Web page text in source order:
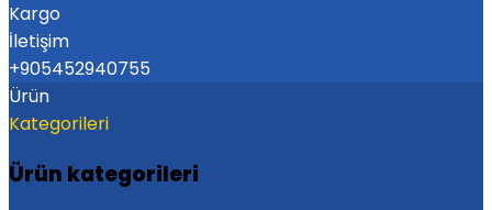
Kargo
İletişim
+905452940755
Ürün
Kategorileri
Ürün kategorileri